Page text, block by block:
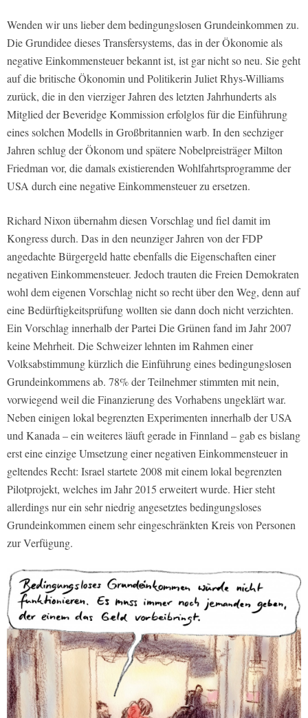
Wenden wir uns lieber dem bedingungslosen Grundeinkommen zu.
Die Grundidee dieses Transfersystems, das in der Ökonomie als
negative Einkommensteuer bekannt ist, ist gar nicht so neu. Sie geht
auf die britische Ökonomin und Politikerin Juliet Rhys-Williams
zurück, die in den vierziger Jahren des letzten Jahrhunderts als
Mitglied der Beveridge Kommission erfolglos für die Einführung
eines solchen Modells in Großbritannien warb. In den sechziger
Jahren schlug der Ökonom und spätere Nobelpreisträger Milton
Friedman vor, die damals existierenden Wohlfahrtsprogramme der
USA durch eine negative Einkommensteuer zu ersetzen.
Richard Nixon übernahm diesen Vorschlag und fiel damit im
Kongress durch. Das in den neunziger Jahren von der FDP
angedachte Bürgergeld hatte ebenfalls die Eigenschaften einer
negativen Einkommensteuer. Jedoch trauten die Freien Demokraten
wohl dem eigenen Vorschlag nicht so recht über den Weg, denn auf
eine Bedürftigkeitsprüfung wollten sie dann doch nicht verzichten.
Ein Vorschlag innerhalb der Partei Die Grünen fand im Jahr 2007
keine Mehrheit. Die Schweizer lehnten im Rahmen einer
Volksabstimmung kürzlich die Einführung eines bedingungslosen
Grundeinkommens ab. 78% der Teilnehmer stimmten mit nein,
vorwiegend weil die Finanzierung des Vorhabens ungeklärt war.
Neben einigen lokal begrenzten Experimenten innerhalb der USA
und Kanada – ein weiteres läuft gerade in Finnland – gab es bislang
erst eine einzige Umsetzung einer negativen Einkommensteuer in
geltendes Recht: Israel startete 2008 mit einem lokal begrenzten
Pilotprojekt, welches im Jahr 2015 erweitert wurde. Hier steht
allerdings nur ein sehr niedrig angesetztes bedingungsloses
Grundeinkommen einem sehr eingeschränkten Kreis von Personen
zur Verfügung.